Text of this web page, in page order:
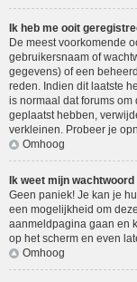
Ik heb me ooit
De meest voorkomende
gebruikersnaam of
gegevens) of een
reden. Indien dit laatste
is normaal dat forums
geplaatst hebben,
verkleinen. Probeer je
Omhoog
Ik weet mijn
Geen paniek! Je kan je
een mogelijkheid om
aanmeldpagina gaan en
op het scherm en even
Omhoog